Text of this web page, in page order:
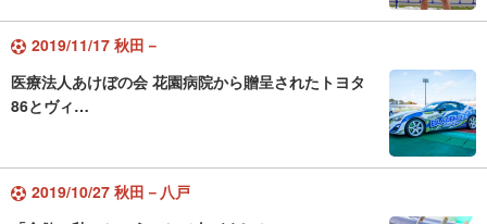
2019/11/17 秋田－
医療法人あけぼの会 花園病院から贈呈されたトヨタ
86とヴィ…
2019/10/27 秋田－八戸